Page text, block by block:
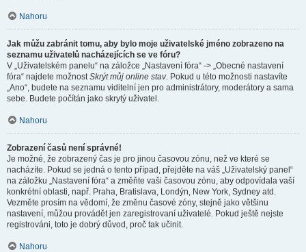
Nahoru
Jak můžu zabránit tomu, aby bylo moje uživatelské jméno zobrazeno na
seznamu uživatelů nacházejících se ve fóru?
V „Uživatelském panelu“ na záložce „Nastavení fóra“ -> „Obecné nastavení
fóra“ najdete možnostSkrýt můj online stav. Pokud u této možnosti nastavíte
„Ano“, budete na seznamu viditelní jen pro administrátory, moderátory a sama
sebe. Budete počítán jako skrytý uživatel.
Nahoru
Zobrazení časů není správné!
Je možné, že zobrazený čas je pro jinou časovou zónu, než ve které se
nacházíte. Pokud se jedná o tento případ, přejděte na váš „Uživatelský panel“
na záložku „Nastavení fóra“ a změňte vaši časovou zónu, aby odpovídala vaší
konkrétní oblasti, např. Praha, Bratislava, Londýn, New York, Sydney atd.
Vezměte prosím na vědomí, že změnu časové zóny, stejně jako většinu
nastavení, můžou provádět jen zaregistrovaní uživatelé. Pokud ještě nejste
registrováni, toto je dobrý důvod, proč tak učinit.
Nahoru